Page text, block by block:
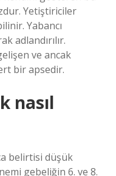
Yetiştiriciler
Yabancı
adlandırılır.
ve ancak
bir apsedir.
nasıl
belirtisi düşük
gebeliğin 6. ve 8.